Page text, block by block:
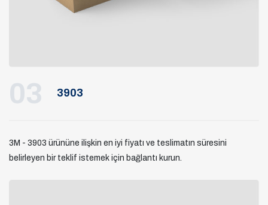
03 3903
3M - 3903 ürününe ilişkin en iyi fiyatı ve teslimatın süresini
belirleyen bir teklif istemek için bağlantı kurun.